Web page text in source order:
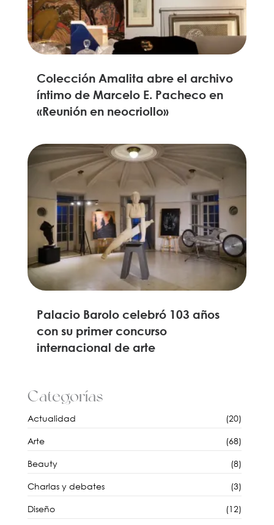
Colección Amalita abre el archivo
íntimo de Marcelo E. Pacheco en
«Reunión en neocriollo»
Palacio Barolo celebró 103 años
con su primer concurso
internacional de arte
Categorías
Actualidad (20)
Arte (68)
Beauty (8)
Charlas y debates (3)
Diseño (12)